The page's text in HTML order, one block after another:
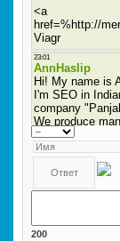
200